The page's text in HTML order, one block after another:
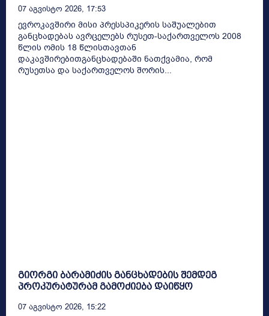
07 Აგვისტო 2026, 17:53
ევროკავშირი მისი პრესსპიკერის საშუალებით
განცხადებას ავრცელებს რუსეთ-საქართველოს 2008
წლის ომის 18 წლისთავთან
დაკავშირებითგანცხადებაში ნათქვამია, რომ
რუსეთსა და საქართველოს შორის...
გიორგი ბარამიძის განცხადების შემდეგ
პროკურატურამ გამოძიება დაიწყო
07 Აგვისტო 2026, 15:22